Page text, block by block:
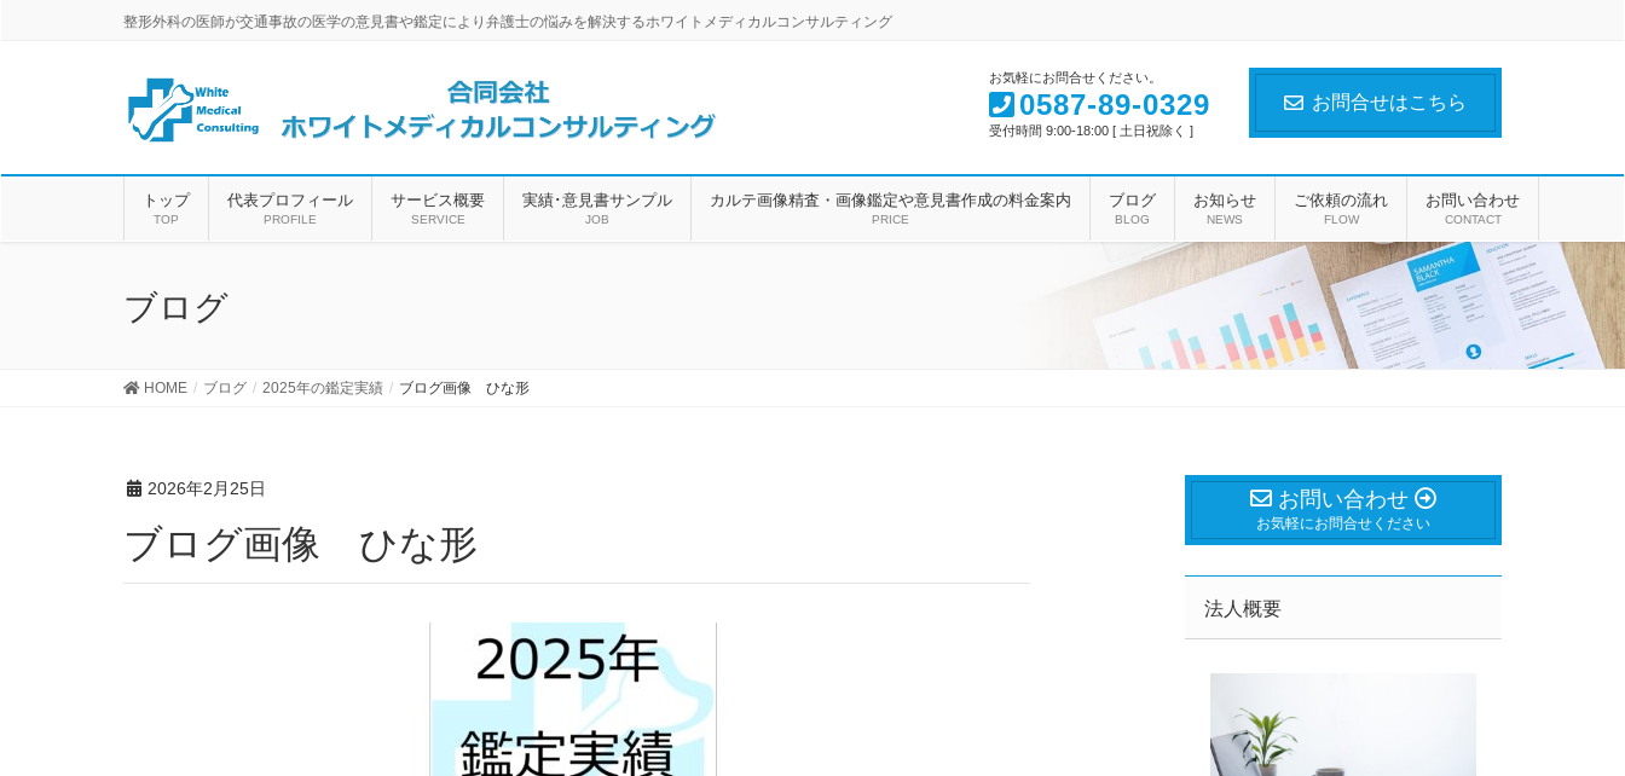
整形外科の医師が交通事故の医学の意見書や鑑定により弁護士の悩みを解決するホワイトメディカルコンサルティング
お気軽にお問合せください。
0587-89-0329
受付時間 9:00-18:00 [ 土日祝除く ]
お問合せはこちら
トップ
TOP
代表プロフィール
PROFILE
サービス概要
SERVICE
実績･意見書サンプル
JOB
カルテ画像精査・画像鑑定や意見書作成の料金案内
PRICE
ブログ
BLOG
お知らせ
NEWS
ご依頼の流れ
FLOW
お問い合わせ
CONTACT
ブログ
HOME ブログ 2025年の鑑定実績 ブログ画像 ひな形
2026年2月25日
ブログ画像 ひな形
お問い合わせ
お気軽にお問合せください
法人概要